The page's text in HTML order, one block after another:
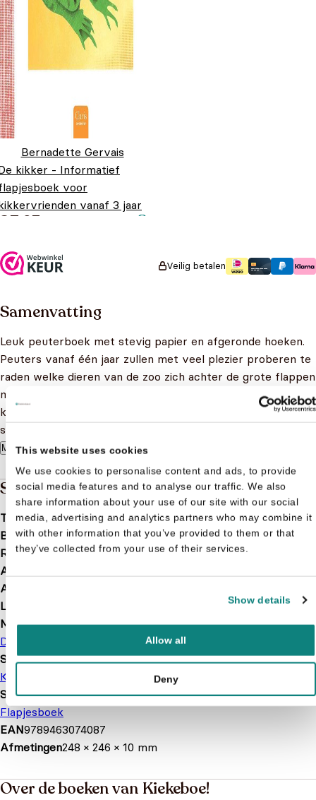
This website uses cookies
We use cookies to personalise content and ads, to provide
social media features and to analyse our traffic. We also
share information about your use of our site with our social
media, advertising and analytics partners who may combine it
with other information that you’ve provided to them or that
they’ve collected from your use of their services.
Show details
Allow all
Deny
Bernadette Gervais
kikker - Informatief
voor
vanaf 3 jaar
7,95
Veilig betalen
Samenvatting
Leuk peuterboek met stevig papier en afgeronde hoeken.
Peuters vanaf één jaar zullen met veel plezier proberen te
raden welke dieren van de zoo zich achter de grote flappen
met kijkgaatjes verschuilen en ze daarna tevoorschijn laten
komen. Want wat is er leuker dan kiekeboespelletjes
spelen?
Meer lezen
Specificaties
Taalnl
BindwijzeHardcover
Releasedatum2016-11-02
Aantal pagina's
Afbeelding
Leeftijd
Merk
De Ballon
Serie of karakter
Kiekeboe!
Soort boek
Flapjesboek
EAN9789463074087
Afmetingen248 × 246 × 10 mm
Over de boeken van Kiekeboe!